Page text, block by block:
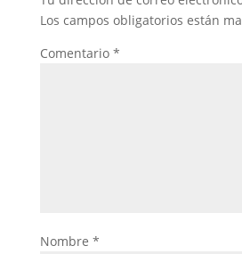
Los campos obligatorios están
Comentario *
Nombre *